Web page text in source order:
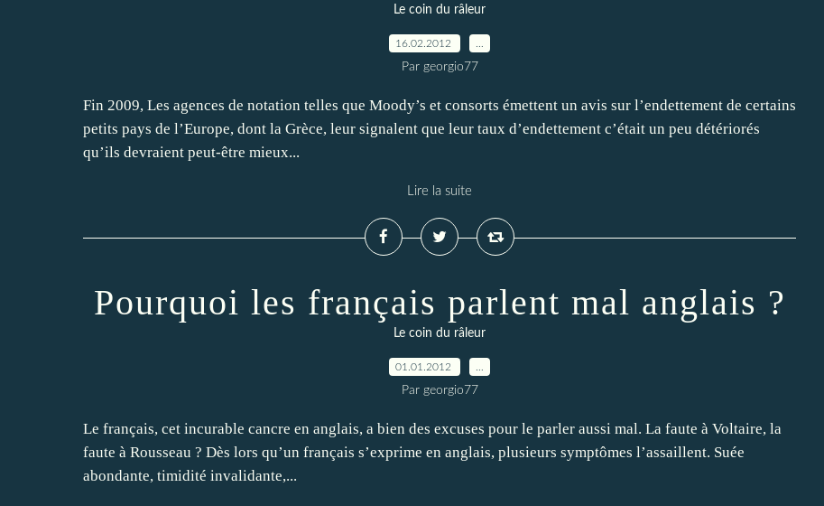
Le coin du râleur
16.02.2012
Par georgio77
Fin 2009, Les agences de notation telles que Moody’s et consorts émettent un avis sur l’endettement de certains
petits pays de l’Europe, dont la Grèce, leur signalent que leur taux d’endettement c’était un peu détériorés
qu’ils devraient peut-être mieux...
Lire la suite
Pourquoi les français parlent mal anglais ?
Le coin du râleur
01.01.2012
Par georgio77
Le français, cet incurable cancre en anglais, a bien des excuses pour le parler aussi mal. La faute à Voltaire, la
faute à Rousseau ? Dès lors qu’un français s’exprime en anglais, plusieurs symptômes l’assaillent. Suée
abondante, timidité invalidante,...